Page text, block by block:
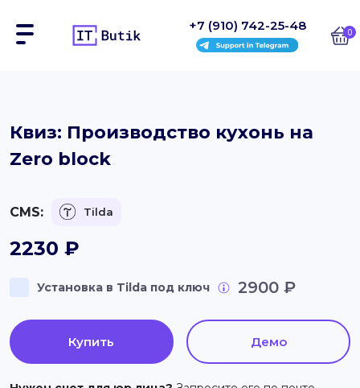
Интернет-магазины
Контакты
support@it-butik.ru
+7 (910) 742-25-48 0
Квиз: Производство кухонь на
Zero block
CMS: Tilda
2230 ₽
Установка в Tilda под ключ 2900 ₽
Купить Демо